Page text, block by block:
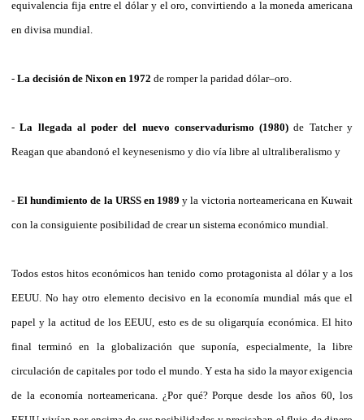
equivalencia fija entre el dólar y el oro, convirtiendo a la moneda americana
en divisa mundial.
- La decisión de Nixon en 1972 de romper la paridad dólar–oro.
-La llegada al poder del nuevo conservadurismo (1980) de Tatcher y
Reagan que abandonó el keynesenismo y dio vía libre al ultraliberalismo y
-El hundimiento de la URSS en 1989 y la victoria norteamericana en Kuwait
con la consiguiente posibilidad de crear un sistema económico mundial.
Todos estos hitos económicos han tenido como protagonista al dólar y a los
EEUU. No hay otro elemento decisivo en la economía mundial más que el
papel y la actitud de los EEUU, esto es de su oligarquía económica. El hito
final terminó en la globalización que suponía, especialmente, la libre
circulación de capitales por todo el mundo. Y esta ha sido la mayor exigencia
de la economía norteamericana. ¿Por qué? Porque desde los años 60, los